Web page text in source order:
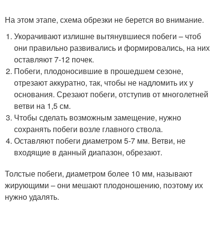
На этом этапе, схема обрезки не берется во внимание.
Укорачивают излишне вытянувшиеся побеги – чтоб
они правильно развивались и формировались, на них
оставляют 7-12 почек.
Побеги, плодоносившие в прошедшем сезоне,
отрезают аккуратно, так, чтобы не надломить их у
основания. Срезают побеги, отступив от многолетней
ветви на 1,5 см.
Чтобы сделать возможным замещение, нужно
сохранять побеги возле главного ствола.
Оставляют побеги диаметром 5-7 мм. Ветви, не
входящие в данный диапазон, обрезают.
Толстые побеги, диаметром более 10 мм, называют
жирующими – они мешают плодоношению, поэтому их
нужно удалять.